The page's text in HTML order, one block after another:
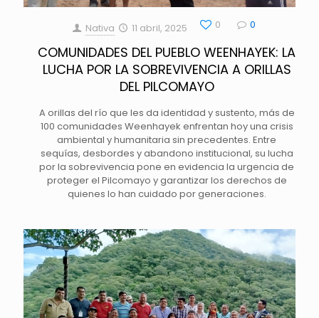
Nativa 11 abril, 2025 0 0
COMUNIDADES DEL PUEBLO WEENHAYEK: LA
LUCHA POR LA SOBREVIVENCIA A ORILLAS
DEL PILCOMAYO
A orillas del río que les da identidad y sustento, más de
100 comunidades Weenhayek enfrentan hoy una crisis
ambiental y humanitaria sin precedentes. Entre
sequías, desbordes y abandono institucional, su lucha
por la sobrevivencia pone en evidencia la urgencia de
proteger el Pilcomayo y garantizar los derechos de
quienes lo han cuidado por generaciones.